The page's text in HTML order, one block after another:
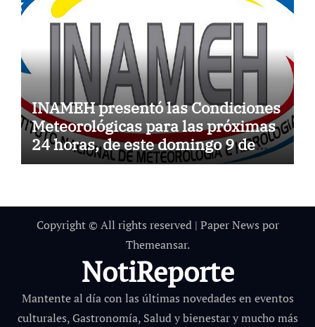
INAMEH presentó las Condiciones
Meteorológicas para las próximas
24 horas, de este domingo 9 de
agosto 2026
Copyright © All rights reserved | Paper News por
Themeansar.
NotiReporte
Mantente al día con las últimas novedades en eventos
culturales, Gastronomía, Salud y bienestar y mucho más